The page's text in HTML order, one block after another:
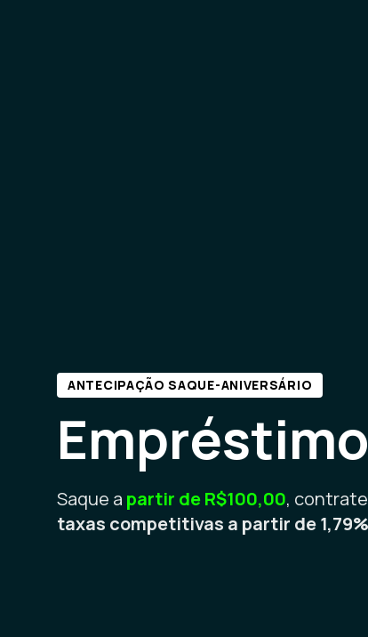
ANTECIPAÇÃO SAQUE-ANIVERSÁRIO
Saque a partir de R$100,00,
taxas competitivas a partir de